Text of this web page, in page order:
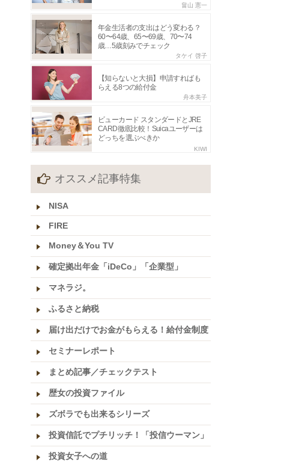
畠山 憲一
年金生活者の支出はどう変わる？
60〜64歳、65〜69歳、70〜74
歳…5歳刻みでチェック
タケイ 啓子
【知らないと大損】申請すればも
らえる8つの給付金
舟本美子
ビューカード スタンダードとJRE
CARD徹底比較！Suicaユーザーは
どっちを選ぶべきか
KIWI
オススメ記事特集
NISA
FIRE
Money＆You TV
確定拠出年金「iDeCo」「企業型」
マネラジ。
ふるさと納税
届け出だけでお金がもらえる！給付金制度
セミナーレポート
まとめ記事／チェックテスト
歴女の投資ファイル
ズボラでも出来るシリーズ
投資信託でプチリッチ！「投信ウーマン」
投資女子への道